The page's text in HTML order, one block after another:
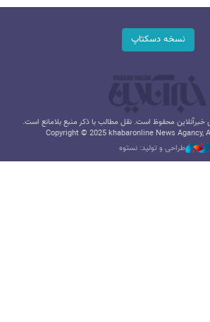
نسخه دسکتاپ
محفوظ است. نقل مطالب با ذکر منبع بلامانع است.
Copyright © 2025 khabaronline News Agancy,
طراحی و تولید: نستوه